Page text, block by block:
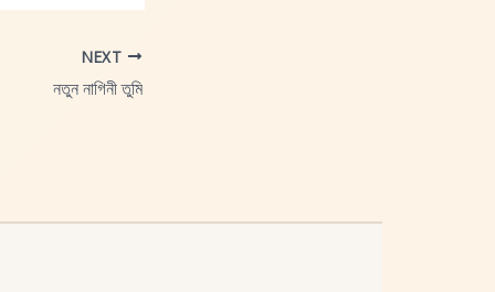
NEXT
নতুন নাগিনী তুমি